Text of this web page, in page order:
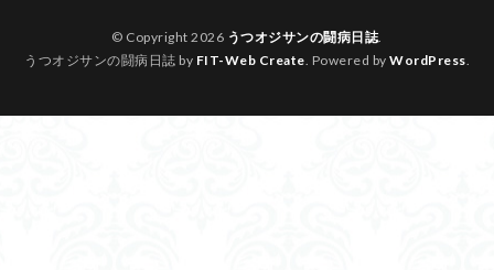
© Copyright 2026 うつオジサンの闘病日誌
うつオジサンの闘病日誌 by FIT-Web Create . Powered by WordPress